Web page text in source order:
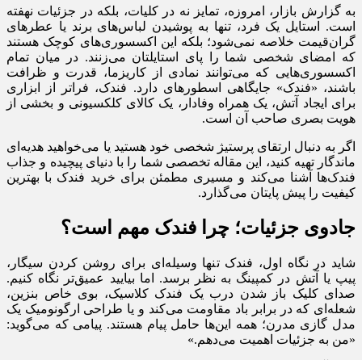
به گزارش بازار، امروزه، تمایز نه در کلیات، بلکه در جزئیات نهفته
است. استایل یک فرد، تنها به پوشیدن لباس‌های برند یا عطرهای
گران‌قیمت خلاصه نمی‌شود؛ بلکه این اکسسوری‌های کوچک هستند
که امضای شخصی شما را پای استایلتان می‌زنند. در میان تمام
اکسسوری‌هایی که می‌توانند نمادی از کاریزما، قدرت و ظرافت
باشند، «فندک» جایگاهی اسطوره‎ای دارد. فندک، فراتر از ابزاری
برای ایجاد آتش، یک همراه وفادار، یک کالای کلکسیونی و بخشی از
هویت بصری صاحب آن است.
اگر به دنبال ارتقای پرستیژ شخصی خود هستید یا می‌خواهید هدیه‌ای
ماندگار تهیه کنید، این مقاله تخصصی شما را با دنیای پیچیده و جذاب
فندک‌ها آشنا می‌کند و مسیری مطمئن برای خرید فندک با بهترین
کیفیت را پیش پایتان می‌گذارد.
جادوی جزئیات؛ چرا فندک مهم است؟
شاید در نگاه اول، فندک تنها وسیله‌ای برای روشن کردن سیگار،
پیپ یا آتش در کمپینگ به نظر برسد. اما بیایید عمیق‌تر نگاه کنیم.
صدای کلیک باز شدن درب یک فندک کلاسیک، بوی خاص بنزین،
شعله‌ای که در برابر باد مقاومت می‌کند و یا طراحی ارگونومیک یک
مدل گازی مدرن؛ همه این‌ها حامل پیام هستند. پیامی که می‌گوید:
«من به جزئیات اهمیت می‌دهم.»